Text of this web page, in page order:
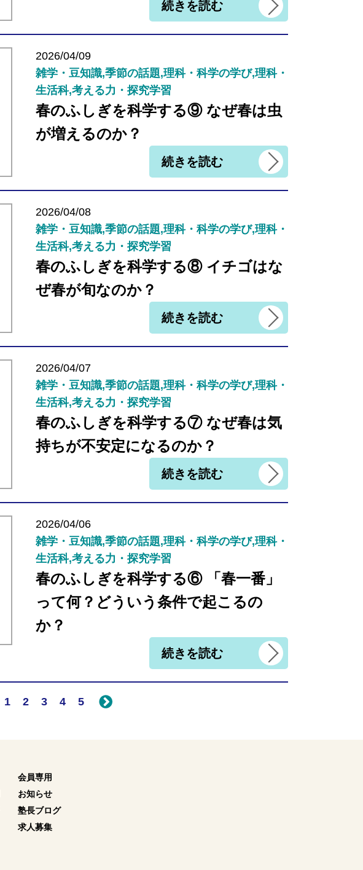
続きを読む
2026/04/09
雑学・豆知識,季節の話題,理科・科学の学び,理科・
生活科,考える力・探究学習
春のふしぎを科学する⑨ なぜ春は虫
が増えるのか？
続きを読む
2026/04/08
雑学・豆知識,季節の話題,理科・科学の学び,理科・
生活科,考える力・探究学習
春のふしぎを科学する⑧ イチゴはな
ぜ春が旬なのか？
続きを読む
2026/04/07
雑学・豆知識,季節の話題,理科・科学の学び,理科・
生活科,考える力・探究学習
春のふしぎを科学する⑦ なぜ春は気
持ちが不安定になるのか？
続きを読む
2026/04/06
雑学・豆知識,季節の話題,理科・科学の学び,理科・
生活科,考える力・探究学習
春のふしぎを科学する⑥ 「春一番」
って何？どういう条件で起こるの
か？
続きを読む
1 2 3 4 5
会員専用
お知らせ
塾長ブログ
求人募集